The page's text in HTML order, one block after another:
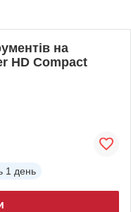
на
HD Compact
1 день